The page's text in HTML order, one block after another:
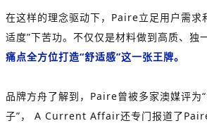
在这样的理念驱动下，Paire立足用户需求
适度”下苦功。不仅仅是材料做到高质、独
痛点全方位打造“舒适感”这一张王牌。
品牌方舟了解到，Paire曾被多家澳媒评为
子”， A Current Affair还专门报道了